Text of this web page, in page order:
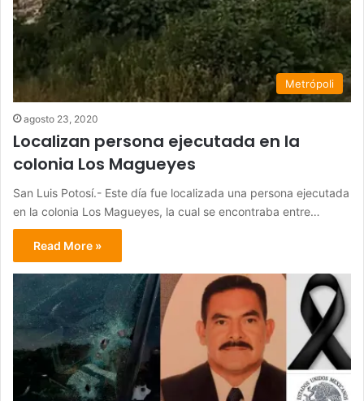
Metrópoli
agosto 23, 2020
Localizan persona ejecutada en la
colonia Los Magueyes
San Luis Potosí.- Este día fue localizada una persona ejecutada
en la colonia Los Magueyes, la cual se encontraba entre…
Read More »